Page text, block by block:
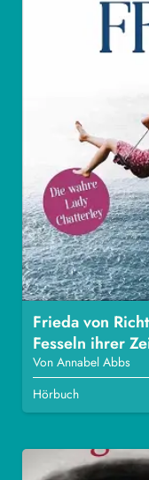
Frieda von
Fesseln ihrer
Von Annabel Abbs
Hörbuch